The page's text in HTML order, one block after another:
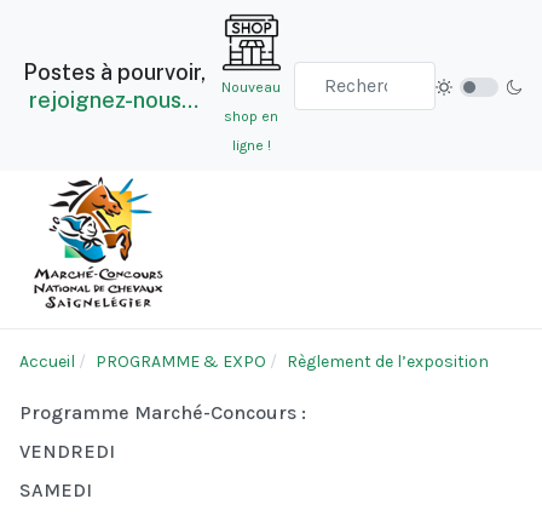
Postes à pourvoir,
rejoignez-nous…
Nouveau
shop en
ligne !
Accueil PROGRAMME & EXPO Règlement de l’exposition
Programme Marché-Concours :
VENDREDI
SAMEDI